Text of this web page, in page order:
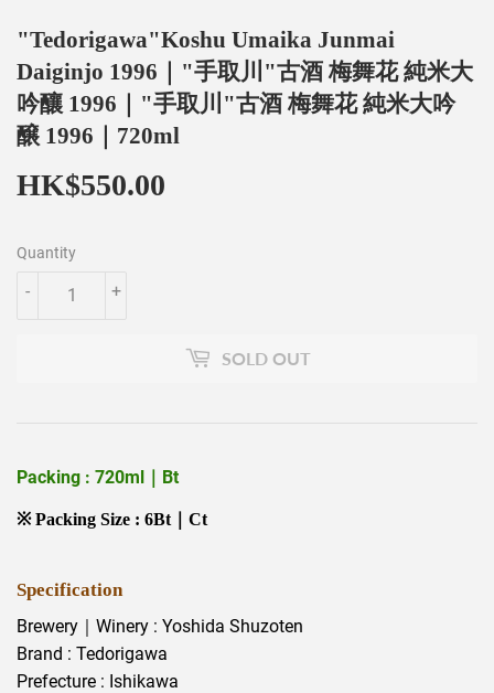
"Tedorigawa"Koshu Umaika Junmai
Daiginjo 1996｜"手取川"古酒 梅舞花 純米大
吟釀 1996｜"手取川"古酒 梅舞花 純米大吟
醸 1996｜720ml
HK$550.00
Quantity
+
-
SOLD OUT
Packing : 720ml｜Bt
※ Packing Size : 6Bt｜Ct
Specification
Brewery｜Winery : Yoshida Shuzoten
Brand : Tedorigawa
Prefecture : Ishikawa